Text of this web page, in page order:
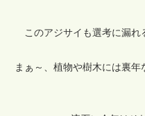
このアジサイも選考に漏
まぁ～、植物や樹木には裏